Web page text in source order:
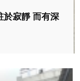
於寂靜 而有深